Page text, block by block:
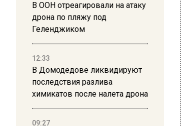
В ООН отреагировали на атаку
дрона по пляжу под
Геленджиком
12:33
В Домодедове ликвидируют
последствия разлива
химикатов после налета дрона
09:27